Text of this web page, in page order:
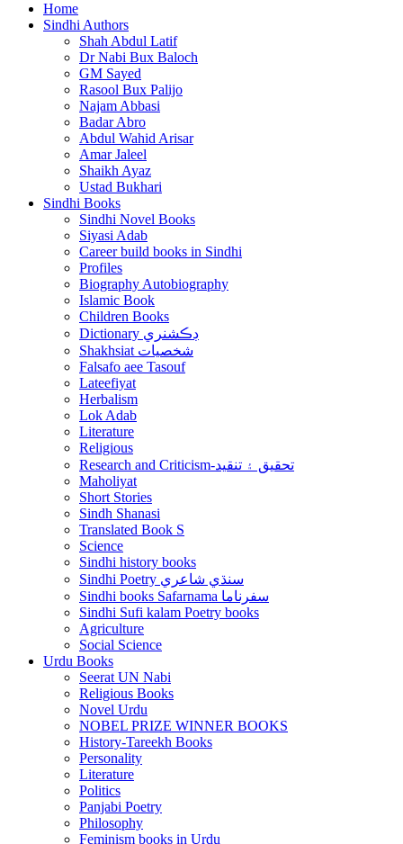
Home
Sindhi Authors
Shah Abdul Latif
Dr Nabi Bux Baloch
GM Sayed
Rasool Bux Palijo
Najam Abbasi
Badar Abro
Abdul Wahid Arisar
Amar Jaleel
Shaikh Ayaz
Ustad Bukhari
Sindhi Books
Sindhi Novel Books
Siyasi Adab
Career build books in Sindhi
Profiles
Biography Autobiography
Islamic Book
Children Books
Dictionary ڊڪشنري
Shakhsiat شخصيات
Falsafo aee Tasouf
Lateefiyat
Herbalism
Lok Adab
Literature
Religious
Research and Criticism-تحقيق ۽ تنقيد
Maholiyat
Short Stories
Sindh Shanasi
Translated Book S
Science
Sindhi history books
Sindhi Poetry سنڌي شاعري
Sindhi books Safarnama سفرناما
Sindhi Sufi kalam Poetry books
Agriculture
Social Science
Urdu Books
Seerat UN Nabi
Religious Books
Novel Urdu
NOBEL PRIZE WINNER BOOKS
History-Tareekh Books
Personality
Literature
Politics
Panjabi Poetry
Philosophy
Feminism books in Urdu